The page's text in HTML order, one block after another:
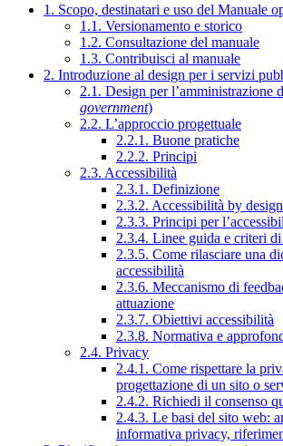
1. Scopo, destinatari e uso del Manuale
1.1. Versionamento e storico
1.2. Consultazione del manuale
1.3. Contribuisci al manuale
2. Introduzione al design per i servizi
2.1. Design per l’amministrazione
government)
2.2. L’approccio progettuale
2.2.1. Buone pratiche
2.2.2. Principi
2.3. Accessibilità
2.3.1. Definizione
2.3.2. Accessibilità by design
2.3.3. Principi per
2.3.4. Linee guida e criteri di
2.3.5. Come rilasciare una
accessibilità
2.3.6. Meccanismo di
attuazione
2.3.7. Obiettivi accessibilità
2.3.8. Normativa e
2.4. Privacy
2.4.1. Come rispettare la
progettazione di un sito o
2.4.2. Richiedi il consenso
2.4.3. Le basi del sito web:
informativa privacy,